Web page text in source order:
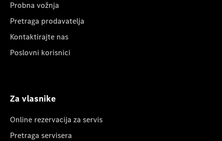
Probna vožnja
Pretraga prodavatelja
Kontaktirajte nas
Poslovni korisnici
Za vlasnike
Online rezervacija za servis
Pretraga servisera